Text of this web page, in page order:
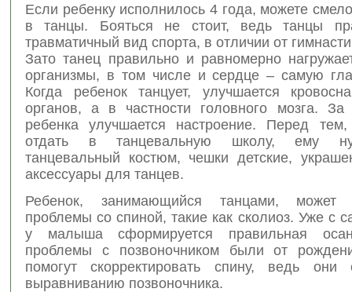
Если ребенку исполнилось 4 года, можете
в танцы. Бояться не стоит, ведь танцы
травматичный вид спорта, в отличии от
Зато танец правильно и равномерно
организмы, в том числе и сердце – самую
Когда ребенок танцует, улучшается
органов, а в частности головного мозга. За
ребенка улучшается настроение. Перед
отдать в танцевальную школу, ему
танцевальный костюм, чешки детские,
аксессуары для танцев.
Ребенок, занимающийся танцами, может
проблемы со спиной, такие как сколиоз. Уже с
у малыша сформируется правильная
проблемы с позвоночником были от
помогут скорректировать спину, ведь они
выравниванию позвоночника.